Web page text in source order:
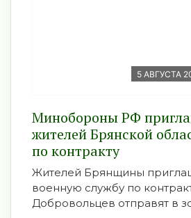
5 АВГУСТА
Минобoроны РФ
житeлeй Брянской
по контракту
Жителей Брянщины
военную службу по
Добровольцев отправят в